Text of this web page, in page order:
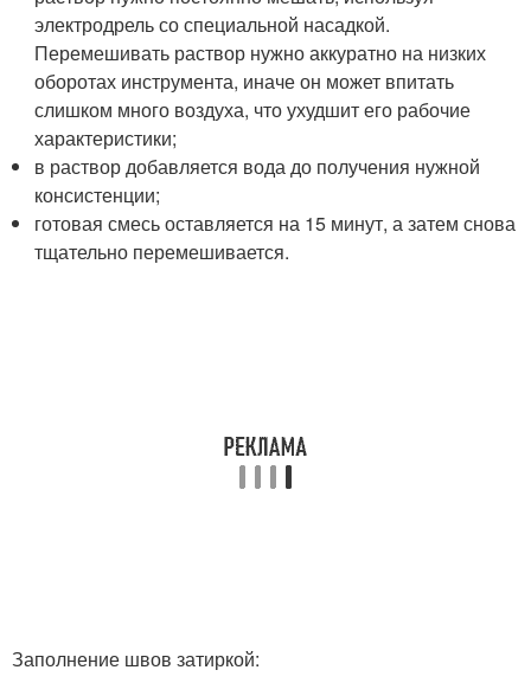
электродрель со специальной насадкой.
Перемешивать раствор нужно аккуратно на низких
оборотах инструмента, иначе он может впитать
слишком много воздуха, что ухудшит его рабочие
характеристики;
в раствор добавляется вода до получения нужной
консистенции;
готовая смесь оставляется на 15 минут, а затем снова
тщательно перемешивается.
Заполнение швов затиркой: